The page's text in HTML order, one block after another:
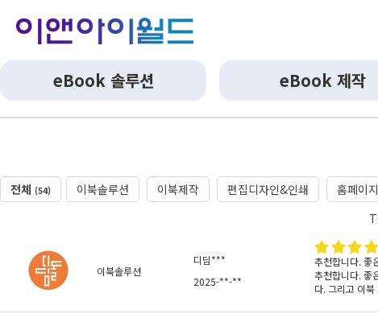
eBook 솔루션 eBook 제작
전체 (54) 이북솔루션 이북제작 편집디자인&인쇄
홈페이
이북솔루션
디딤***
2025-**-**
추천합니다. 좋
추천합니다. 좋
다. 그리고 이